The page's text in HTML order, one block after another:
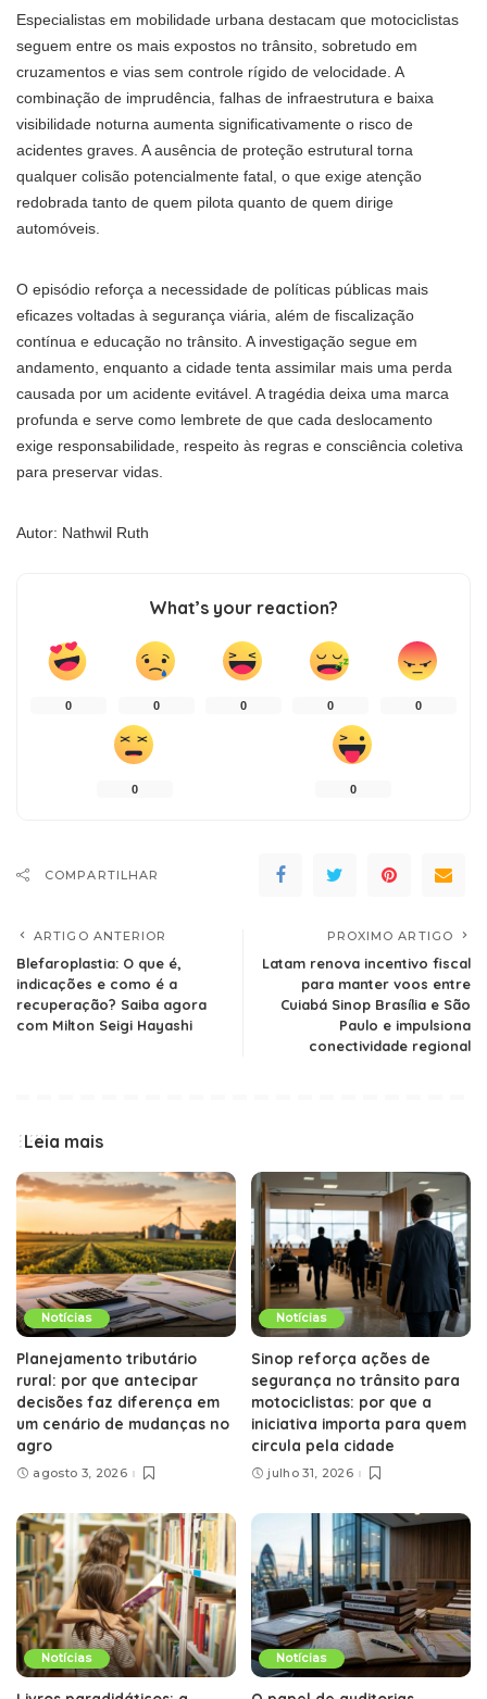
Especialistas em mobilidade urbana destacam que motociclistas
seguem entre os mais expostos no trânsito, sobretudo em
cruzamentos e vias sem controle rígido de velocidade. A
combinação de imprudência, falhas de infraestrutura e baixa
visibilidade noturna aumenta significativamente o risco de
acidentes graves. A ausência de proteção estrutural torna
qualquer colisão potencialmente fatal, o que exige atenção
redobrada tanto de quem pilota quanto de quem dirige
automóveis.
O episódio reforça a necessidade de políticas públicas mais
eficazes voltadas à segurança viária, além de fiscalização
contínua e educação no trânsito. A investigação segue em
andamento, enquanto a cidade tenta assimilar mais uma perda
causada por um acidente evitável. A tragédia deixa uma marca
profunda e serve como lembrete de que cada deslocamento
exige responsabilidade, respeito às regras e consciência coletiva
para preservar vidas.
Autor: Nathwil Ruth
What’s your reaction?
0 0 0 0 0
0 0
COMPARTILHAR
ARTIGO ANTERIOR
Blefaroplastia: O que é,
indicações e como é a
recuperação? Saiba agora
com Milton Seigi Hayashi
PROXIMO ARTIGO
Latam renova incentivo fiscal
para manter voos entre
Cuiabá Sinop Brasília e São
Paulo e impulsiona
conectividade regional
Leia mais
Notícias
Planejamento tributário
rural: por que antecipar
decisões faz diferença em
um cenário de mudanças no
agro
agosto 3, 2026
Notícias
Sinop reforça ações de
segurança no trânsito para
motociclistas: por que a
iniciativa importa para quem
circula pela cidade
julho 31, 2026
Notícias Notícias